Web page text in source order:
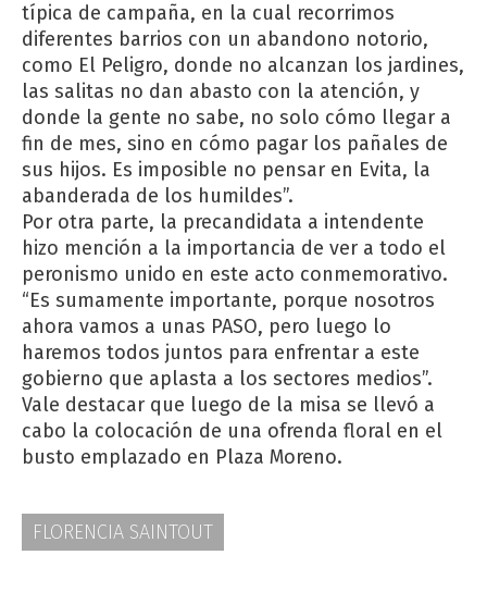
típica de campaña, en la cual recorrimos
diferentes barrios con un abandono notorio,
como El Peligro, donde no alcanzan los jardines,
las salitas no dan abasto con la atención, y
donde la gente no sabe, no solo cómo llegar a
fin de mes, sino en cómo pagar los pañales de
sus hijos. Es imposible no pensar en Evita, la
abanderada de los humildes”.
Por otra parte, la precandidata a intendente
hizo mención a la importancia de ver a todo el
peronismo unido en este acto conmemorativo.
“Es sumamente importante, porque nosotros
ahora vamos a unas PASO, pero luego lo
haremos todos juntos para enfrentar a este
gobierno que aplasta a los sectores medios”.
Vale destacar que luego de la misa se llevó a
cabo la colocación de una ofrenda floral en el
busto emplazado en Plaza Moreno.
FLORENCIA SAINTOUT